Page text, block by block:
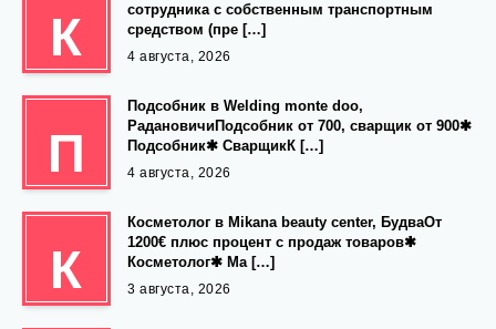
К
сотрудника с собственным транспортным
средством (пре […]
4 августа, 2026
П
Подсобник в Welding monte doo,
РадановичиПодсобник от 700, сварщик от 900✱
Подсобник✱ СварщикК […]
4 августа, 2026
К
Косметолог в Mikana beauty center, БудваОт
1200€ плюс процент с продаж товаров✱
Косметолог✱ Ма […]
3 августа, 2026